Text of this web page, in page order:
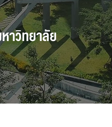
าวิทยาลัย